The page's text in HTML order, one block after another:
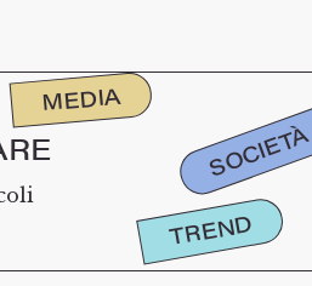
MEDIA
SOCIETÀ
TREND